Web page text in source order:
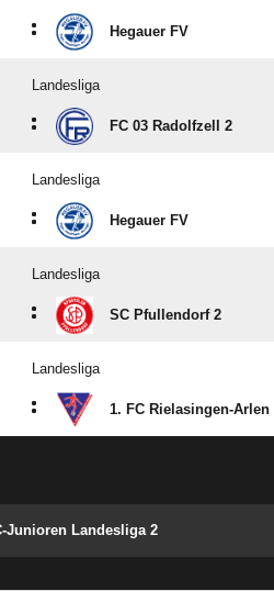
: Hegauer FV
Landesliga
: FC 03 Radolfzell 2
Landesliga
: Hegauer FV
Landesliga
: SC Pfullendorf 2
Landesliga
: 1. FC Rielasingen-Arlen
Junioren Landesliga 2